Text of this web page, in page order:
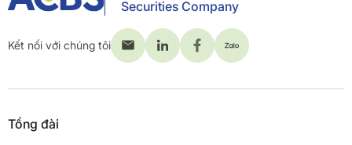
Securities Company
Kết nối với chúng tôi
Tổng đài